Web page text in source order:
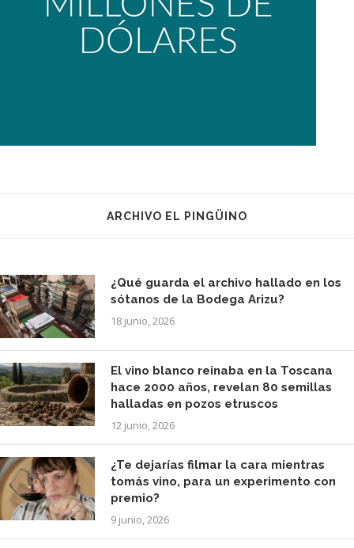
ARCHIVO EL PINGÜINO
¿Qué guarda el archivo hallado en los
sótanos de la Bodega Arizu?
18 junio, 2026
El vino blanco reinaba en la Toscana
hace 2000 años, revelan 80 semillas
halladas en pozos etruscos
12 junio, 2026
¿Te dejarías filmar la cara mientras
tomás vino, para un experimento con
premio?
9 junio, 2026